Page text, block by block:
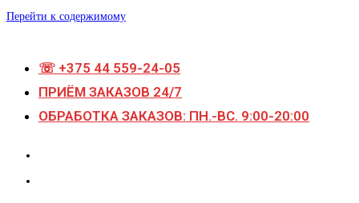
Перейти к содержимому
☏ +375 44 559-24-05
ПРИЁМ ЗАКАЗОВ 24/7
ОБРАБОТКА ЗАКАЗОВ: ПН.-ВС. 9:00-20:00